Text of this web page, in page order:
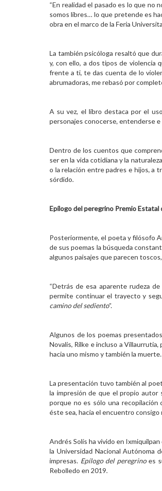
“En realidad el pasado es lo que no
somos libres… lo que pretende es
obra en el marco de la Feria
La también psicóloga resaltó que
y, con ello, a dos tipos de violencia
frente a ti, te das cuenta de lo
abrumadoras, me rebasó por
A su vez, el libro destaca por el
personajes conocerse, entenderse
Dentro de los cuentos que
ser en la vida cotidiana y la
o la relación entre padres e hijos, a
sórdido.
Epílogo del peregrino Premio
Posteriormente, el poeta y filósofo
de sus poemas la búsqueda
algunos paisajes que parecen
“Detrás de esa aparente rudeza
permite continuar el trayecto y
camino del sediento”.
Algunos de los poemas
Novalis, Rilke e incluso a
hacia uno mismo y también la muerte.
La presentación tuvo también al
la impresión de que el propio
porque no es sólo una recopilación
éste sea, hacia el encuentro consigo
Andrés Solís ha vivido en
la Universidad Nacional Autónoma
impresas. Epílogo del peregrinoes
Rebolledo en 2019.